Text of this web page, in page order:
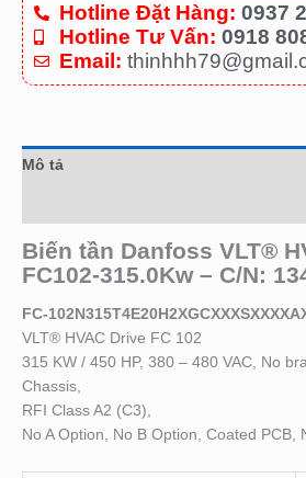
Hotline Đặt Hàng: 0937
Hotline Tư Vấn: 0918
Email:
Mô tả
Biến tần Danfoss VLT®
FC102-315.0Kw – C/N:
FC-
VLT® HVAC Drive FC 102
315 KW / 450 HP, 380 – 480 VAC, No
Chassis,
RFI Class A2 (C3),
No A Option, No B Option, Coated PCB,